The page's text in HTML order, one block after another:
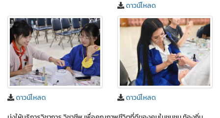
ดาวน์โหลด
ดาวน์โหลด
ดาวน์โหลด